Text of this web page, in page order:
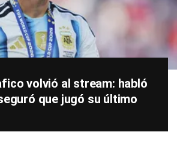
volvió al stream: habló
que jugó su último